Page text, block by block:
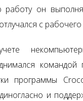
работу он
с
программы
и